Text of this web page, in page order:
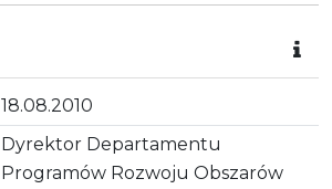
18.08.2010
Dyrektor Departamentu
Programów Rozwoju Obszarów